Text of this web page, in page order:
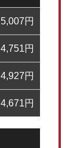
5,007円
4,751円
4,927円
4,671円